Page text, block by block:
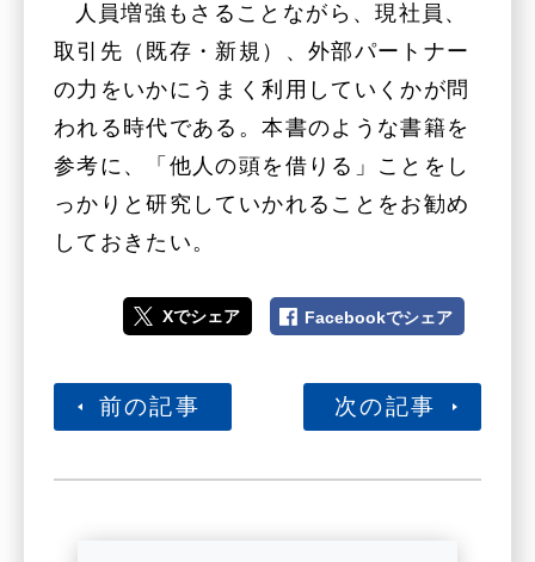
人員増強もさることながら、現社員、
取引先（既存・新規）、外部パートナー
の力をいかにうまく利用していくかが問
われる時代である。本書のような書籍を
参考に、「他人の頭を借りる」ことをし
っかりと研究していかれることをお勧め
しておきたい。
Xでシェア Facebookでシェア
前の記事 次の記事